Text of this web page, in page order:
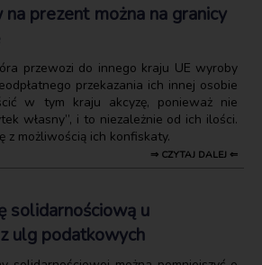
prezent można na granicy
przewozi do innego kraju UE wyroby
przekazania ich innej osobie
w tym kraju akcyzę, ponieważ nie
własny”, i to niezależnie od ich ilości.
z możliwością ich konfiskaty.
⇒ CZYTAJ DALEJ ⇐
solidarnościową u
ulg podatkowych